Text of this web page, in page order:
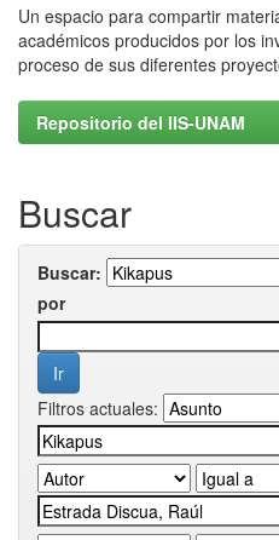
Un espacio para compartir
académicos producidos por los
proceso de sus diferentes
Repositorio del IIS-UNAM
Buscar
Buscar:
por
Filtros actuales: